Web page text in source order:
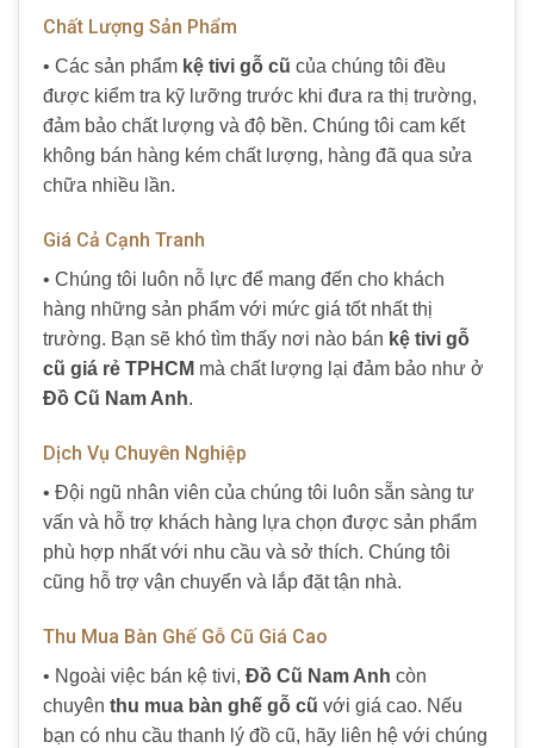
Chất Lượng Sản Phẩm
• Các sản phẩm kệ tivi gỗ cũ của chúng tôi đều
được kiểm tra kỹ lưỡng trước khi đưa ra thị trường,
đảm bảo chất lượng và độ bền. Chúng tôi cam kết
không bán hàng kém chất lượng, hàng đã qua sửa
chữa nhiều lần.
Giá Cả Cạnh Tranh
• Chúng tôi luôn nỗ lực để mang đến cho khách
hàng những sản phẩm với mức giá tốt nhất thị
trường. Bạn sẽ khó tìm thấy nơi nào bán kệ tivi gỗ
cũ giá rẻ TPHCM mà chất lượng lại đảm bảo như ở
Đồ Cũ Nam Anh.
Dịch Vụ Chuyên Nghiệp
• Đội ngũ nhân viên của chúng tôi luôn sẵn sàng tư
vấn và hỗ trợ khách hàng lựa chọn được sản phẩm
phù hợp nhất với nhu cầu và sở thích. Chúng tôi
cũng hỗ trợ vận chuyển và lắp đặt tận nhà.
Thu Mua Bàn Ghế Gỗ Cũ Giá Cao
• Ngoài việc bán kệ tivi, Đồ Cũ Nam Anh còn
chuyên thu mua bàn ghế gỗ cũ với giá cao. Nếu
bạn có nhu cầu thanh lý đồ cũ, hãy liên hệ với chúng